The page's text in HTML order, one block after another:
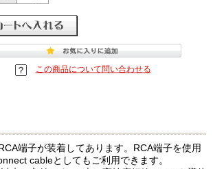
この商品について問い合わせる
端子が装着してあります。RCA端子を使用
cableとしてもご利用できます。